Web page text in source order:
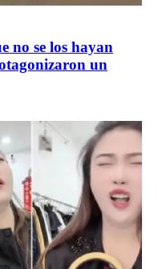
no se los hayan
un